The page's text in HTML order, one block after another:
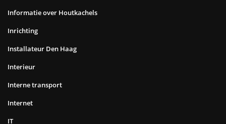
Informatie over Houtkachels
Inrichting
Installateur Den Haag
Interieur
Interne transport
Internet
IT